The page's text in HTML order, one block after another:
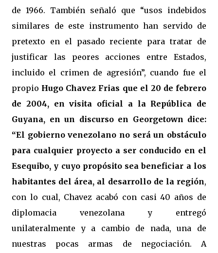
de 1966. También señaló que “usos indebidos
similares de este instrumento han servido de
pretexto en el pasado reciente para tratar de
justificar las peores acciones entre Estados,
incluido el crimen de agresión”, cuando fue el
propio Hugo Chavez Frias que el 20 de febrero
de 2004, en visita oficial a la República de
Guyana, en un discurso en Georgetown dice:
“El gobierno venezolano no será un obstáculo
para cualquier proyecto a ser conducido en el
Esequibo, y cuyo propósito sea beneficiar a los
habitantes del área, al desarrollo de la región,
con lo cual, Chavez acabó con casi 40 años de
diplomacia venezolana y entregó
unilateralmente y a cambio de nada, una de
nuestras pocas armas de negociación. A